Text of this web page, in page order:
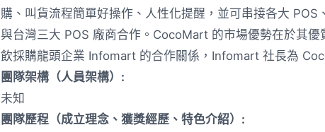
購、叫貨流程簡單好操作、人性化提醒，並可串接各大 POS
與台灣三大 POS 廠商合作。CocoMart 的市場優勢在於其優
飲採購龍頭企業 Infomart 的合作關係，Infomart 社長為
團隊架構（⼈員架構）:
未知
團隊歷程（成立理念、獲獎經歷、特⾊介紹）: